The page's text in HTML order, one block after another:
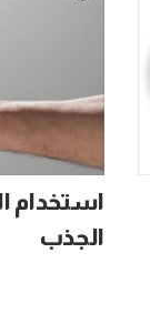
استخدام
الجذب